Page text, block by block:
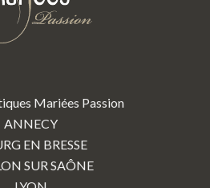
Mariées Passion
ANNECY
EN BRESSE
SUR SAÔNE